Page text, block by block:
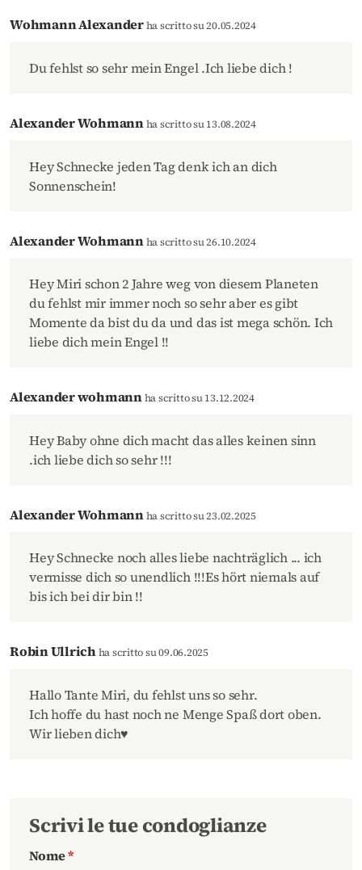
Wohmann Alexanderha scritto su 20.05.2024
Du fehlst so sehr mein Engel .Ich liebe dich !
Alexander Wohmannha scritto su 13.08.2024
Hey Schnecke jeden Tag denk ich an dich
Sonnenschein!
Alexander Wohmannha scritto su 26.10.2024
Hey Miri schon 2 Jahre weg von diesem Planeten
du fehlst mir immer noch so sehr aber es gibt
Momente da bist du da und das ist mega schön. Ich
liebe dich mein Engel !!
Alexander wohmannha scritto su 13.12.2024
Hey Baby ohne dich macht das alles keinen sinn
.ich liebe dich so sehr !!!
Alexander Wohmannha scritto su 23.02.2025
Hey Schnecke noch alles liebe nachträglich ... ich
vermisse dich so unendlich !!!Es hört niemals auf
bis ich bei dir bin !!
Robin Ullrichha scritto su 09.06.2025
Hallo Tante Miri, du fehlst uns so sehr.
Ich hoffe du hast noch ne Menge Spaß dort oben.
Wir lieben dich♥️
Scrivi le tue condoglianze
Nome*